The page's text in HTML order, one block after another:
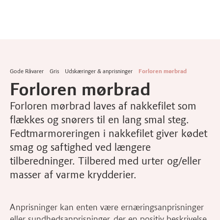
Gode Råvarer Gris Udskæringer & anprisninger Forloren mørbrad
Forloren mørbrad
Forloren mørbrad laves af nakkefilet som
flækkes og snørers til en lang smal steg.
Fedtmarmoreringen i nakkefilet giver kødet
smag og saftighed ved længere
tilberedninger. Tilbered med urter og/eller
masser af varme krydderier.
Anprisninger kan enten være ernæringsanprisninger